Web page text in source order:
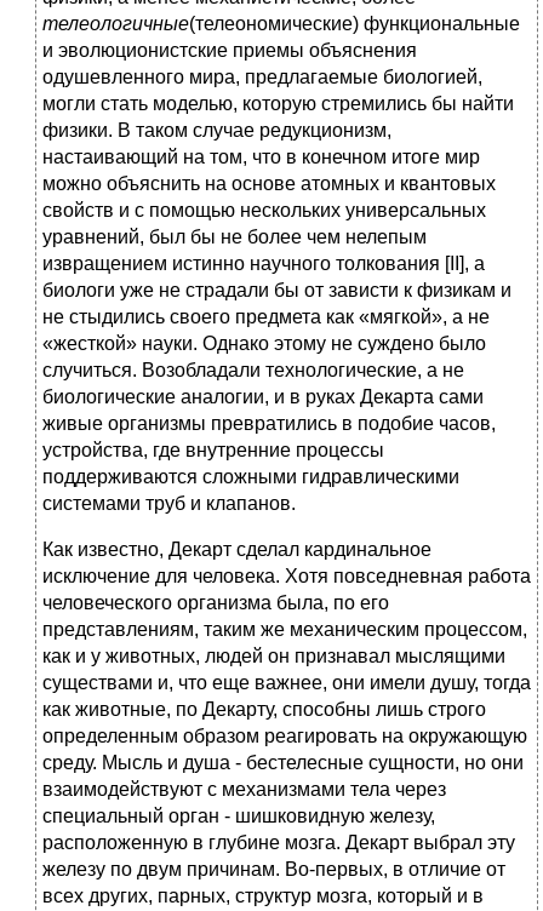
телеологичные(телеономические) функциональные
и эволюционистские приемы объяснения
одушевленного мира, предлагаемые биологией,
могли стать моделью, которую стремились бы найти
физики. В таком случае редукционизм,
настаивающий на том, что в конечном итоге мир
можно объяснить на основе атомных и квантовых
свойств и с помощью нескольких универсальных
уравнений, был бы не более чем нелепым
извращением истинно научного толкования [II], а
биологи уже не страдали бы от зависти к физикам и
не стыдились своего предмета как «мягкой», а не
«жесткой» науки. Однако этому не суждено было
случиться. Возобладали технологические, а не
биологические аналогии, и в руках Декарта сами
живые организмы превратились в подобие часов,
устройства, где внутренние процессы
поддерживаются сложными гидравлическими
системами труб и клапанов.
Как известно, Декарт сделал кардинальное
исключение для человека. Хотя повседневная работа
человеческого организма была, по его
представлениям, таким же механическим процессом,
как и у животных, людей он признавал мыслящими
существами и, что еще важнее, они имели душу, тогда
как животные, по Декарту, способны лишь строго
определенным образом реагировать на окружающую
среду. Мысль и душа - бестелесные сущности, но они
взаимодействуют с механизмами тела через
специальный орган - шишковидную железу,
расположенную в глубине мозга. Декарт выбрал эту
железу по двум причинам. Во-первых, в отличие от
всех других, парных, структур мозга, который и в